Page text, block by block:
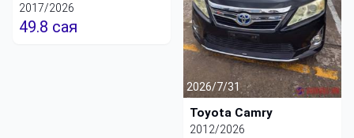
2017/2026
49.8 сая
2026/7/31
Toyota Camry
2012/2026